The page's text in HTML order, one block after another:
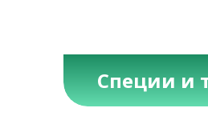
Специи и